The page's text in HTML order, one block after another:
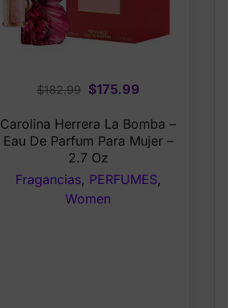
$182.99
Original
was:
$182.99.
$175.99Current
is:
$175.99.
Carolina Herrera La Bomba –
Eau De Parfum Para Mujer –
2.7 Oz
Fragancias, PERFUMES,
Women